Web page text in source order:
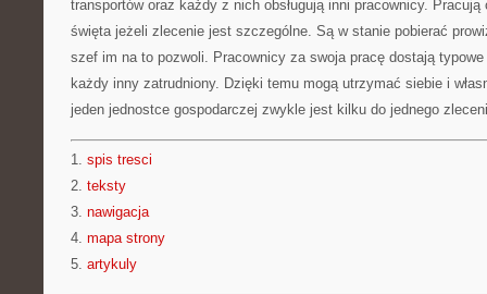
transportów oraz każdy z nich obsługują inni pracownicy.
święta jeżeli zlecenie jest szczególne. Są w stanie pobierać
szef im na to pozwoli. Pracownicy za swoja pracę dostają
każdy inny zatrudniony. Dzięki temu mogą utrzymać siebie i
jeden jednostce gospodarczej zwykle jest kilku do jednego
1. spis tresci
2. teksty
3. nawigacja
4. mapa strony
5. artykuly